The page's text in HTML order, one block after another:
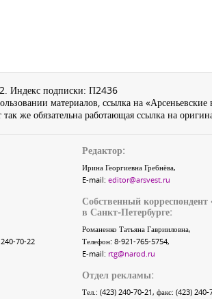
Индекс подписки: П2436
материалов, ссылка на «Арсеньевские
же обязательна работающая ссылка на
70-22
Редактор:
Ирина Георгиевна Гребнёва,
E-mail: editor@arsvest.ru
Собственный корреспондент
в Санкт-Петербурге:
Романенко Татьяна Гаврииловна,
Телефон: 8-921-765-5754,
E-mail: rtg@narod.ru
Отдел рекламы:
Тел.: (423) 240-70-21, факс: (423) 240-